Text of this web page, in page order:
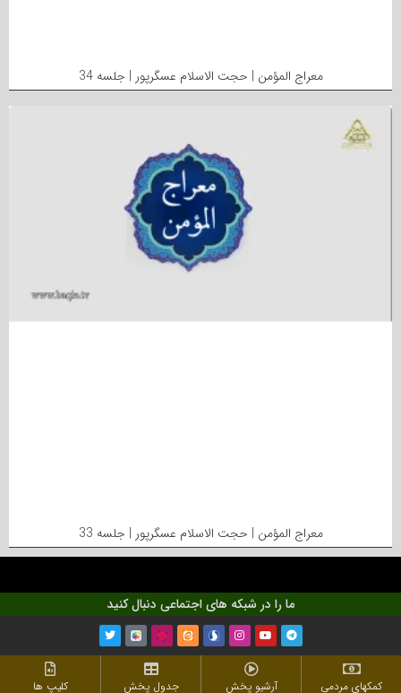
معراج المؤمن | حجت الاسلام عسگرپور | جلسه 34
معراج المؤمن | حجت الاسلام عسگرپور | جلسه 33
ما را در شبکه های اجتماعی دنبال کنید
کمکهای مردمی آرشیو پخش جدول پخش کلیپ ها